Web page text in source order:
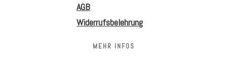
AGB
Widerrufsbelehrung
MEHR INFOS